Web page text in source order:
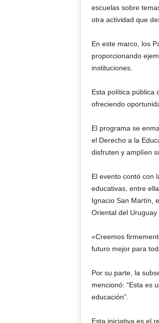
escuelas sobre
otra actividad que
En este marco, los
proporcionando
instituciones.
Esta política pública
ofreciendo
El programa se
el Derecho a la
disfruten y amplíen
El evento contó con
educativas, entre
Ignacio San Martín,
Oriental del Uruguay
«Creemos
futuro mejor para
Por su parte, la
mencionó: “Esta es
educación”.
Esta iniciativa es el